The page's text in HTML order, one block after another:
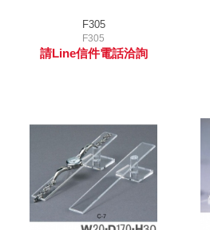
F305
F305
請Line信件電話洽詢